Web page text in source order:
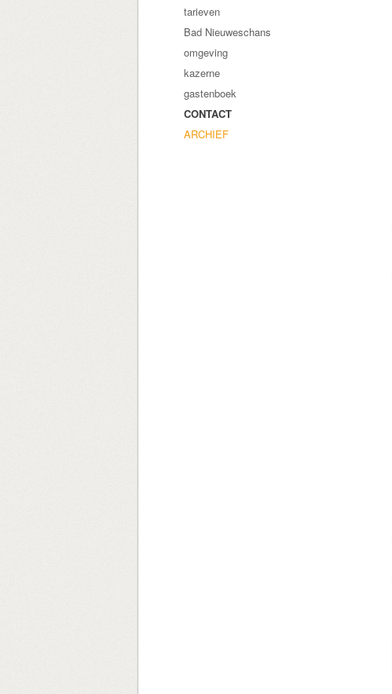
tarieven
Bad Nieuweschans
omgeving
kazerne
gastenboek
CONTACT
ARCHIEF